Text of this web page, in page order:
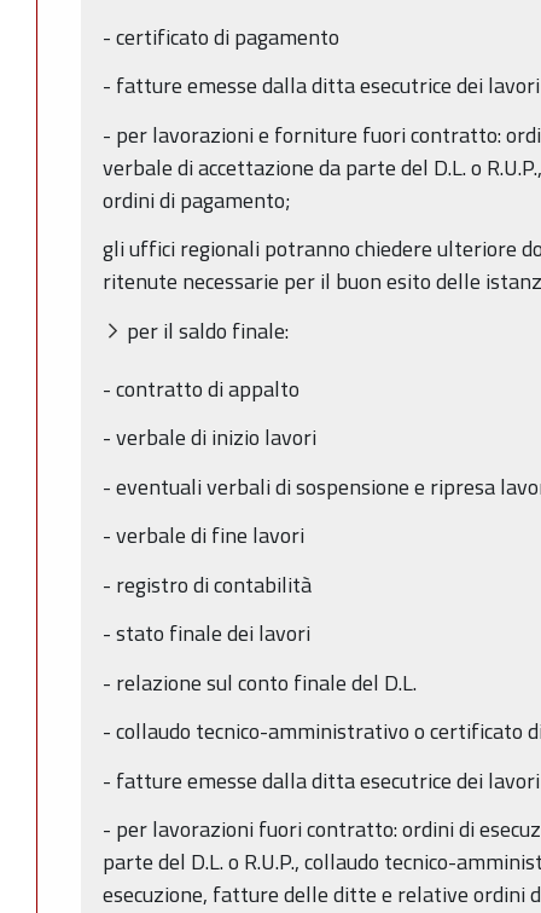
- certificato di pagamento
- fatture emesse dalla ditta esecutrice dei lavori
- per lavorazioni e forniture fuori contratto:
verbale di accettazione da parte del D.L. o
ordini di pagamento;
gli uffici regionali potranno chiedere ulteriore
ritenute necessarie per il buon esito delle
per il saldo finale:
- contratto di appalto
- verbale di inizio lavori
- eventuali verbali di sospensione e ripresa
- verbale di fine lavori
- registro di contabilità
- stato finale dei lavori
- relazione sul conto finale del D.L.
- collaudo tecnico-amministrativo o certificato
- fatture emesse dalla ditta esecutrice dei lavori
- per lavorazioni fuori contratto: ordini di
parte del D.L. o R.U.P., collaudo tecnico-
esecuzione, fatture delle ditte e relative ordini